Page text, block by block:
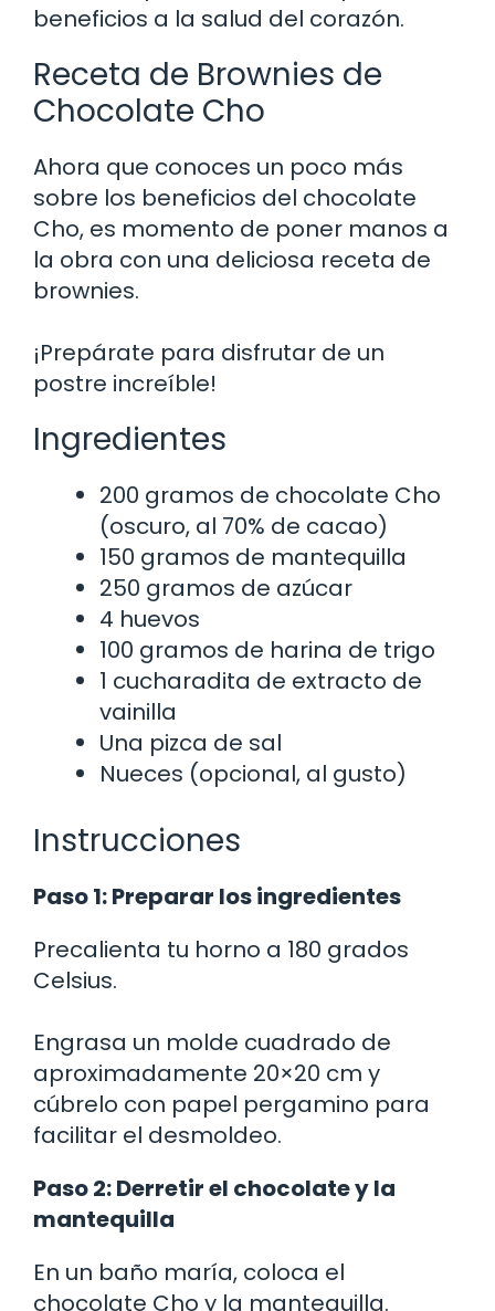
beneficios a la salud del corazón.
Receta de Brownies de
Chocolate Cho
Ahora que conoces un poco más
sobre los beneficios del chocolate
Cho, es momento de poner manos a
la obra con una deliciosa receta de
brownies.
¡Prepárate para disfrutar de un
postre increíble!
Ingredientes
200 gramos de chocolate Cho
(oscuro, al 70% de cacao)
150 gramos de mantequilla
250 gramos de azúcar
4 huevos
100 gramos de harina de trigo
1 cucharadita de extracto de
vainilla
Una pizca de sal
Nueces (opcional, al gusto)
Instrucciones
Paso 1: Preparar los ingredientes
Precalienta tu horno a 180 grados
Celsius.
Engrasa un molde cuadrado de
aproximadamente 20×20 cm y
cúbrelo con papel pergamino para
facilitar el desmoldeo.
Paso 2: Derretir el chocolate y la
mantequilla
En un baño maría, coloca el
chocolate Cho y la mantequilla.